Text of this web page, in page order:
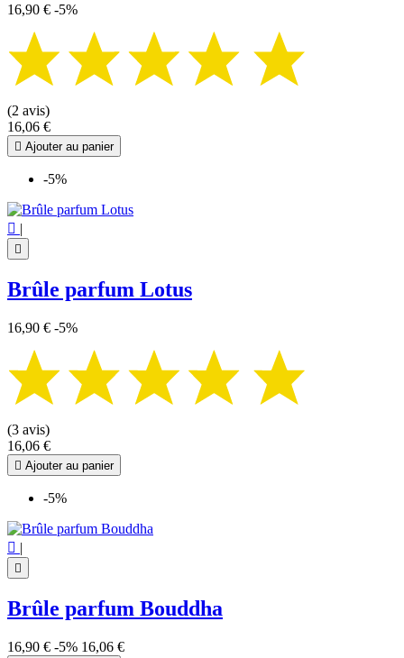
16,90 € -5%
(2 avis)
16,06 €
 Ajouter au panier
-5%
 |

Brûle parfum Lotus
16,90 € -5%
(3 avis)
16,06 €
 Ajouter au panier
-5%
 |

Brûle parfum Bouddha
16,90 € -5% 16,06 €